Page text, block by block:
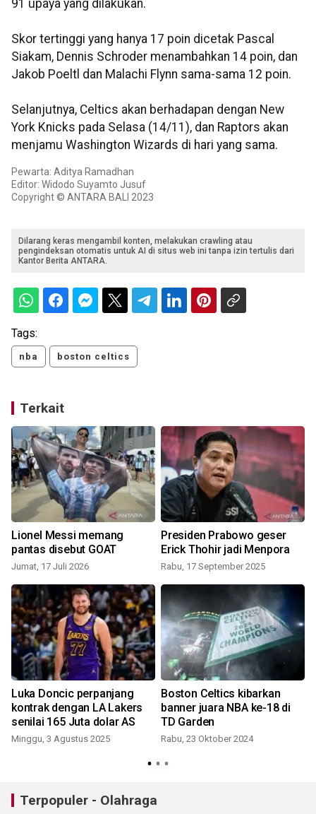
91 upaya yang dilakukan.
Skor tertinggi yang hanya 17 poin dicetak Pascal
Siakam, Dennis Schroder menambahkan 14 poin, dan
Jakob Poeltl dan Malachi Flynn sama-sama 12 poin.
Selanjutnya, Celtics akan berhadapan dengan New
York Knicks pada Selasa (14/11), dan Raptors akan
menjamu Washington Wizards di hari yang sama.
Pewarta: Aditya Ramadhan
Editor: Widodo Suyamto Jusuf
Copyright © ANTARA BALI 2023
Dilarang keras mengambil konten, melakukan crawling atau
pengindeksan otomatis untuk AI di situs web ini tanpa izin tertulis dari
Kantor Berita ANTARA.
Tags:
nba boston celtics
Terkait
Lionel Messi memang
pantas disebut GOAT
Jumat, 17 Juli 2026
Presiden Prabowo geser
Erick Thohir jadi Menpora
Rabu, 17 September 2025
Luka Doncic perpanjang
kontrak dengan LA Lakers
senilai 165 Juta dolar AS
Minggu, 3 Agustus 2025
Boston Celtics kibarkan
banner juara NBA ke-18 di
TD Garden
Rabu, 23 Oktober 2024
Terpopuler - Olahraga